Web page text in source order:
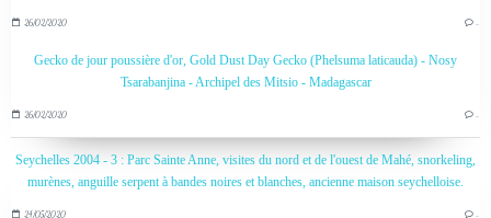
26/02/2020 …
Gecko de jour poussière d'or, Gold Dust Day Gecko (Phelsuma laticauda) - Nosy
Tsarabanjina - Archipel des Mitsio - Madagascar
26/02/2020 …
Seychelles 2004 - 3 : Parc Sainte Anne, visites du nord et de l'ouest de Mahé, snorkeling,
murènes, anguille serpent à bandes noires et blanches, ancienne maison seychelloise.
24/05/2020 …